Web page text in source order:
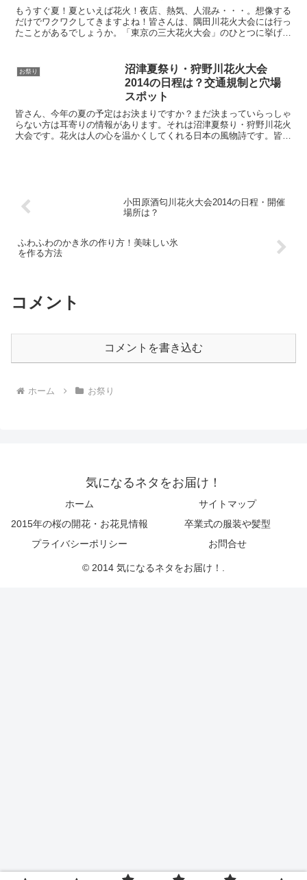
もうすぐ夏！夏といえば花火！夜店、熱気、人混み・・・。想像する
だけでワクワクしてきますよね！皆さんは、隅田川花火大会には行っ
たことがあるでしょうか。「東京の三大花火大会」のひとつに挙げら
お祭り
沼津夏祭り・狩野川花火大会
2014の日程は？交通規制と穴場
スポット
皆さん、今年の夏の予定はお決まりですか？まだ決まっていらっしゃ
らない方は耳寄りの情報があります。それは沼津夏祭り・狩野川花火
大会です。花火は人の心を温かくしてくれる日本の風物詩です。皆さ
小田原酒匂川花火大会2014の日程・開催
場所は？
ふわふわのかき氷の作り方！美味しい氷
を作る方法
コメント
コメントを書き込む
ホーム お祭り
気になるネタをお届け！
ホーム
サイトマップ
2015年の桜の開花・お花見情報
卒業式の服装や髪型
プライバシーポリシー
お問合せ
© 2014 気になるネタをお届け！.